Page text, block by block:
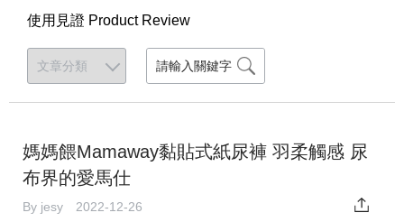
使用見證 Product Review
媽媽餵Mamaway黏貼式紙尿褲 羽柔觸感 尿
布界的愛馬仕
By jesy 2022-12-26